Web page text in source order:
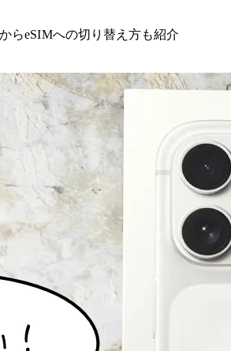
らeSIMへの切り替え方も紹介